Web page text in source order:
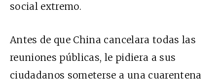
social extremo.
Antes de que China cancelara todas las
reuniones públicas, le pidiera a sus
ciudadanos someterse a una cuarentena